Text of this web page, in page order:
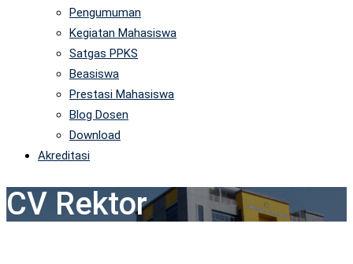
Pengumuman
Kegiatan Mahasiswa
Satgas PPKS
Beasiswa
Prestasi Mahasiswa
Blog Dosen
Download
Akreditasi
CV Rektor